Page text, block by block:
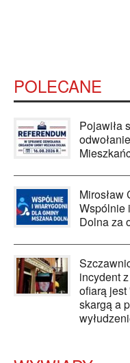
POLECANE
Pojawiła
Mirosław
Wspólnie
Dolna za
incydent
ofiarą
skargą a